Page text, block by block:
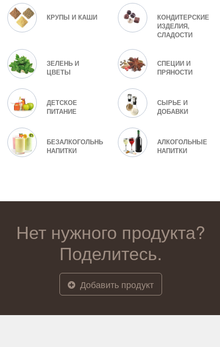
КРУПЫ И КАШИ
КОНДИТЕРСКИЕ
ИЗДЕЛИЯ,
СЛАДОСТИ
ЗЕЛЕНЬ И
ЦВЕТЫ
СПЕЦИИ И
ПРЯНОСТИ
ДЕТСКОЕ
ПИТАНИЕ
СЫРЬЕ И
ДОБАВКИ
БЕЗАЛКОГОЛЬНЫЕ
НАПИТКИ
АЛКОГОЛЬНЫЕ
НАПИТКИ
Нет нужного продукта?
Поделитесь.
Добавить продукт